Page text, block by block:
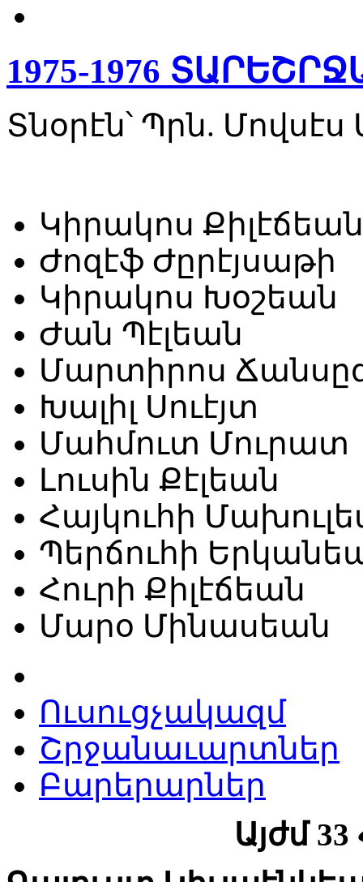
1975-1976
Տնօրէն՝ Պրն.
Կիրակոս Քիլէճեան
Ժոզէֆ Ժըրէյսաթի
Կիրակոս Խօշեան
Ժան Պէլեան
Մարտիրոս
Խալիլ Սուէյտ
Մահմուտ Մուրատ
Լուսին Քէլեան
Հայկուհի
Պերճուհի
Հուրի Քիլէճեան
Մարօ Մինասեան
Ուսուցչակազմ
Շրջանաւարտներ
Բարերարներ
Այժմ